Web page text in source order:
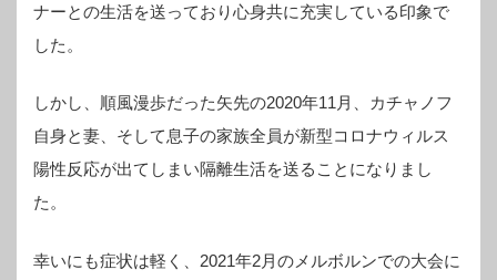
ナーとの生活を送っており心身共に充実している印象で
した。
しかし、順風漫歩だった矢先の2020年11月、カチャノフ
自身と妻、そして息子の家族全員が新型コロナウィルス
陽性反応が出てしまい隔離生活を送ることになりまし
た。
幸いにも症状は軽く、2021年2月のメルボルンでの大会に